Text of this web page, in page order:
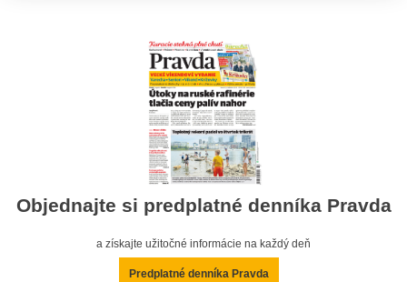
Objednajte si predplatné denníka Pravda
a získajte užitočné informácie na každý deň
Predplatné denníka Pravda